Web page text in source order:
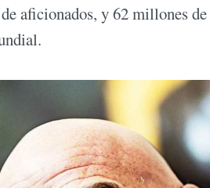
aficionados, y 62 millones